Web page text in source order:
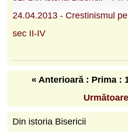
24.04.2013 - Crestinismul
sec II-IV
« Anterioară : Prima :
Din istoria Bisericii